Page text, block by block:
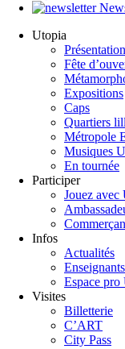
Utopia
Présentation
Fête
Expositions
Caps
Quartiers
Métropole
Musiques
En tournée
Participer
Jouez avec
Infos
Actualités
Espace pro
Visites
Billetterie
C’ART
City Pass